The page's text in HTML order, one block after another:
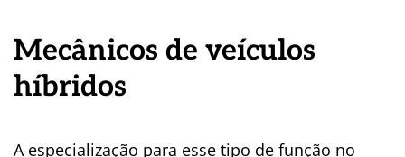
Mecânicos de veículos
híbridos
A especialização para esse tipo de função no